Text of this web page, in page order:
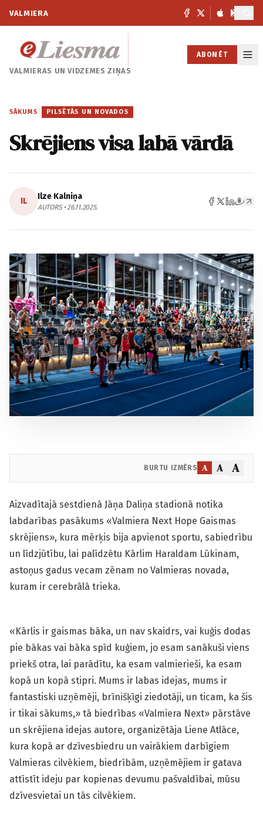
VALMIERA
VALMIERAS UNVIDZEMES ZIŅAS
ABONĒT
SĀKUMS / PILSĒTĀS UN NOVADOS
Skrējiens visa labā vārdā
IL Ilze Kalniņa
AUTORS • 26.11.2025.
BURTU IZMĒRS A A A
Aizvadītajā sestdienā Jāņa Daliņa stadionā notika
labdarības pasākums «Valmiera Next Hope Gaismas
skrējiens», kura mērķis bija apvienot sportu, sabiedrību
un līdzjūtību, lai palīdzētu Kārlim Haraldam Lūkinam,
astoņus gadus vecam zēnam no Valmieras novada,
kuram ir cerebrālā trieka.
«Kārlis ir gaismas bāka, un nav skaidrs, vai kuģis dodas
pie bākas vai bāka spīd kuģiem, jo esam sanākuši viens
priekš otra, lai parādītu, ka esam valmierieši, ka esam
kopā un kopā stipri. Mums ir labas idejas, mums ir
fantastiski uzņēmēji, brīnišķīgi ziedotāji, un ticam, ka šis
ir tikai sākums,» tā biedrības «Valmiera Next» pārstāve
un skrējiena idejas autore, organizētāja Liene Atlāce,
kura kopā ar dzīvesbiedru un vairākiem darbīgiem
Valmieras cilvēkiem, biedrībām, uzņēmējiem ir gatava
attīstīt ideju par kopienas devumu pašvaldībai, mūsu
dzīvesvietai un tās cilvēkiem.